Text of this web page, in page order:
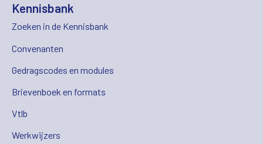
Kennisbank
Zoeken in de Kennisbank
Convenanten
Gedragscodes en modules
Brievenboek en formats
Vtlb
Werkwijzers